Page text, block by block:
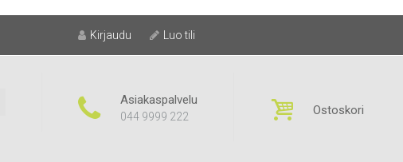
Kirjaudu Luo tili
Asiakaspalvelu
044 9999 222 Ostoskori